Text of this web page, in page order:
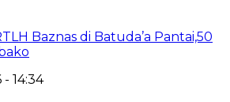
Baznas di Batuda’a Pantai,50
14:34